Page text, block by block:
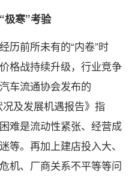
极寒”考验
历前所未有的“内卷”时
格战持续升级，行业竞争
车流通协会发布的
及发展机遇报告》指
难是流动性紧张、经营成
等。再加上建店投入大、
机、厂商关系不平等等问